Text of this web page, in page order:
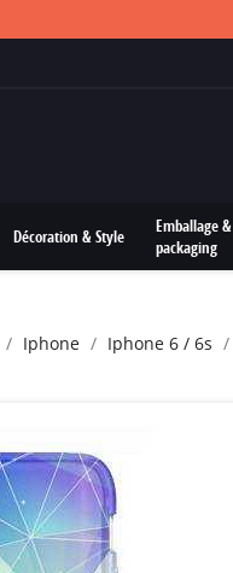
Décoration & Style
Emballage &
packaging
Iphone Iphone 6 / 6s